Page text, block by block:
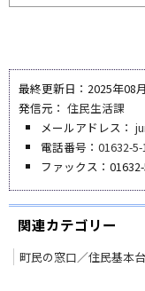
最終更新日：2025年08
発信元： 住民生活課
メールアドレス：
電話番号：01632-
ファックス：
関連カテゴリー
町民の窓口／住民基本